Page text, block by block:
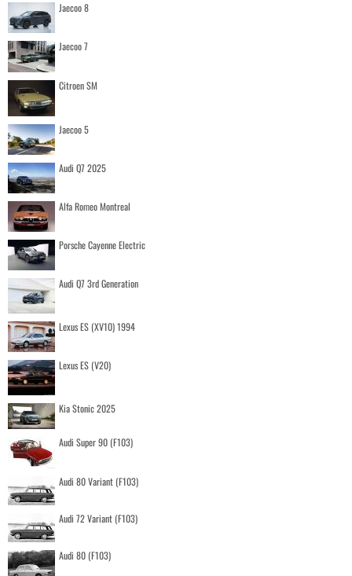
Jaecoo 8
Jaecoo 7
Citroen SM
Jaecoo 5
Audi Q7 2025
Alfa Romeo Montreal
Porsche Cayenne Electric
Audi Q7 3rd Generation
Lexus ES (XV10) 1994
Lexus ES (V20)
Kia Stonic 2025
Audi Super 90 (F103)
Audi 80 Variant (F103)
Audi 72 Variant (F103)
Audi 80 (F103)